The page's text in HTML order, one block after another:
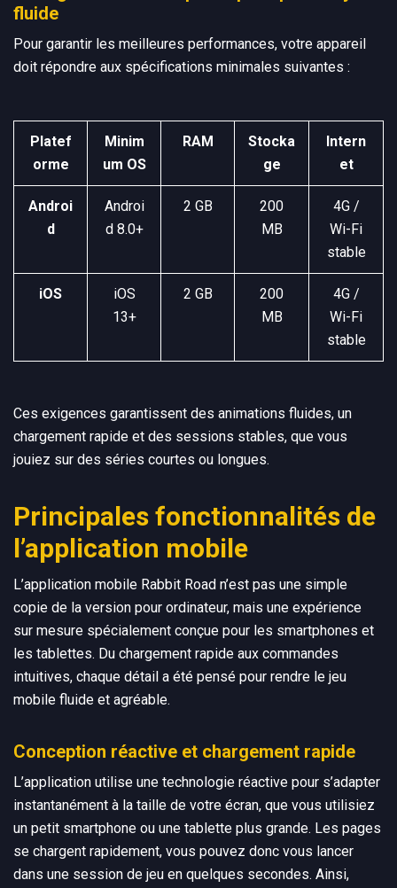
fluide
Pour garantir les meilleures performances, votre appareil
doit répondre aux spécifications minimales suivantes :
Platef
orme
Minim
um OS
RAM
Stocka
ge
Intern
et
Androi
d
Androi
d 8.0+
2 GB
200
MB
4G /
Wi-Fi
stable
iOS
iOS
13+
2 GB
200
MB
4G /
Wi-Fi
stable
Ces exigences garantissent des animations fluides, un
chargement rapide et des sessions stables, que vous
jouiez sur des séries courtes ou longues.
Principales fonctionnalités de
l’application mobile
L’application mobile Rabbit Road n’est pas une simple
copie de la version pour ordinateur, mais une expérience
sur mesure spécialement conçue pour les smartphones et
les tablettes. Du chargement rapide aux commandes
intuitives, chaque détail a été pensé pour rendre le jeu
mobile fluide et agréable.
Conception réactive et chargement rapide
L’application utilise une technologie réactive pour s’adapter
instantanément à la taille de votre écran, que vous utilisiez
un petit smartphone ou une tablette plus grande. Les pages
se chargent rapidement, vous pouvez donc vous lancer
dans une session de jeu en quelques secondes. Ainsi,